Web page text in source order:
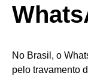
No Brasil, o
pelo travamento